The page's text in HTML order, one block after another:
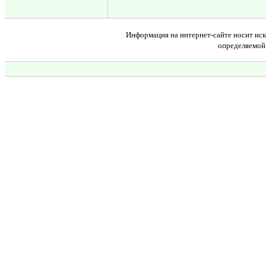
Информация на интернет-сайте носит